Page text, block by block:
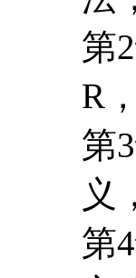
义
第
方
第
何
第